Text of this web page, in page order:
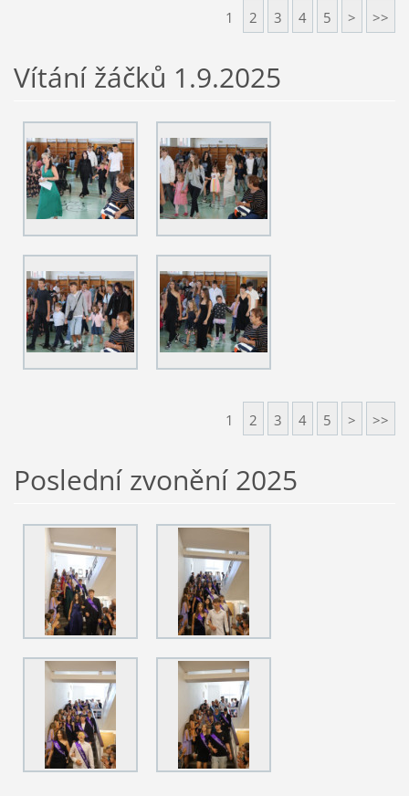
1 2 3 4 5 > >>
Vítání žáčků 1.9.2025
1 2 3 4 5 > >>
Poslední zvonění 2025